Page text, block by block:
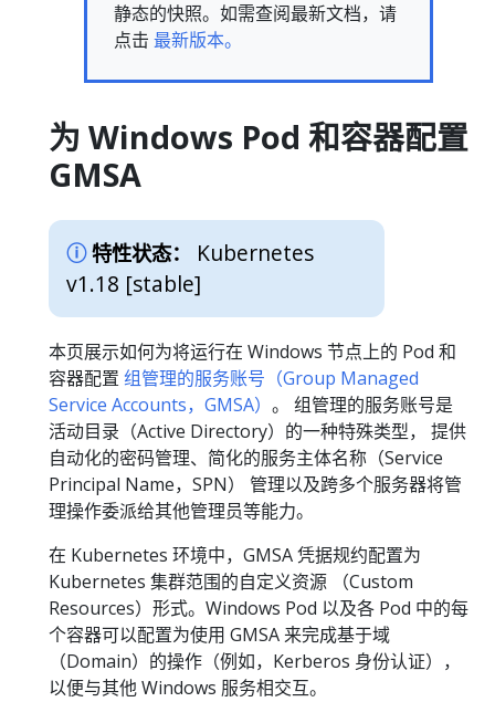
静态的快照。如需查阅最新文档，请
点击 最新版本。
为 Windows Pod 和容器配置
GMSA
特性状态：
Kubernetes
v1.18 [stable]
本页展示如何为将运行在 Windows 节点上的 Pod 和
容器配置 组管理的服务账号（Group Managed
Service Accounts，GMSA） 。 组管理的服务账号是
活动目录（Active Directory）的一种特殊类型， 提供
自动化的密码管理、简化的服务主体名称（Service
Principal Name，SPN） 管理以及跨多个服务器将管
理操作委派给其他管理员等能力。
在 Kubernetes 环境中，GMSA 凭据规约配置为
Kubernetes 集群范围的自定义资源 （Custom
Resources）形式。Windows Pod 以及各 Pod 中的每
个容器可以配置为使用 GMSA 来完成基于域
（Domain）的操作（例如，Kerberos 身份认证），
以便与其他 Windows 服务相交互。